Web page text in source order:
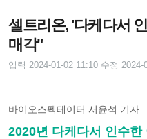
셀트리온, '다케다서
매각"
입력 2024-01-02 11:10 수정 2024-
바이오스펙테이터 서윤석 기자
2020년 다케다서 인수